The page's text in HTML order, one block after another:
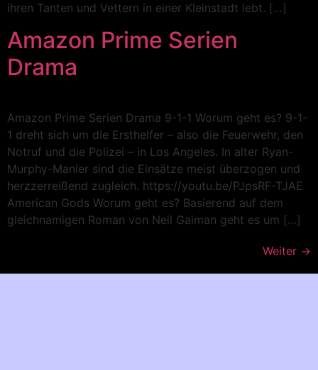
ihren Tanten und Vettern in einer Kleinstadt lebt. […]
Amazon Prime Serien
Drama
Amazon Prime Serien Drama 9-1-1 Worum geht es? 9-1-
1 dreht sich um die Ersthelfer – also die Feuerwehr, den
Notruf und die Polizei – in Los Angeles. In alter Ryan-
Murphy-Manier sind die Einsätze meist überzogen und
herzzerreißend zugleich. https://youtu.be/PJpsRF-TJAE
American Gods Worum geht es? Basierend auf dem
gleichnamigen Roman von Neil Gaiman geht es um […]
Weiter →